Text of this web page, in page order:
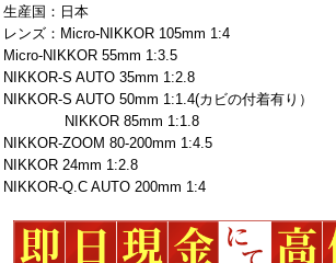
生産国：日本
レンズ：Micro-NIKKOR 105mm 1:4
Micro-NIKKOR 55mm 1:3.5
NIKKOR-S AUTO 35mm 1:2.8
NIKKOR-S AUTO 50mm 1:1.4(カビの付着有り）
NIKKOR 85mm 1:1.8
NIKKOR-ZOOM 80-200mm 1:4.5
NIKKOR 24mm 1:2.8
NIKKOR-Q.C AUTO 200mm 1:4